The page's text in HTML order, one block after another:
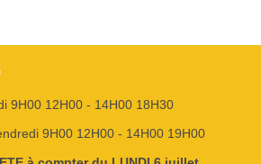
9H00 12H00 - 14H00 18H30
9H00 12H00 - 14H00 19H00